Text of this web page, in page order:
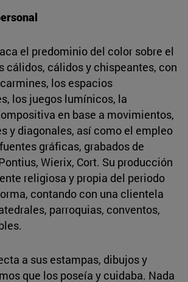
el predominio del color sobre el
cálidos, cálidos y chispeantes, con
los espacios
los juegos lumínicos, la
en base a movimientos,
y diagonales, así como el empleo
gráficas, grabados de
Wierix, Cort. Su producción
religiosa y propia del periodo
contando con una clientela
parroquias, conventos,
a sus estampas, dibujos y
que los poseía y cuidaba. Nada